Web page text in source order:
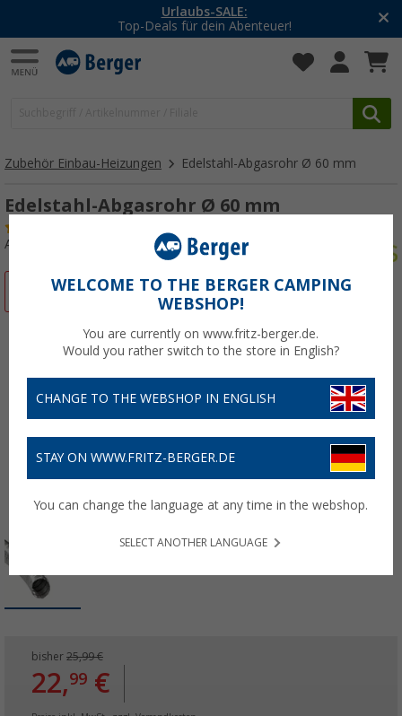
-20% auf Kleidung und Schuhe
Mit dem Aktionscode20SSV
Zubehör Einbau-Heizungen Edelstahl-Abgasrohr Ø 60 mm
Edelstahl-Abgasrohr Ø 60 mm
Art.-Nr.: 113320
bisher 25,99 €
22,99 €
WELCOME TO THE BERGER CAMPING
WEBSHOP!
You are currently on www.fritz-berger.de.
Would you rather switch to the store in English?
CHANGE TO THE WEBSHOP IN ENGLISH
STAY ON WWW.FRITZ-BERGER.DE
You can change the language at any time in the webshop.
SELECT ANOTHER LANGUAGE